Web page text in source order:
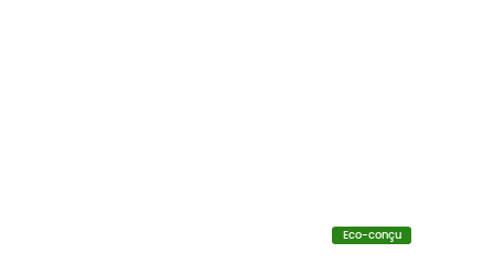
Eco-conçu